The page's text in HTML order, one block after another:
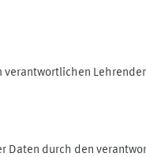
Daten durch den